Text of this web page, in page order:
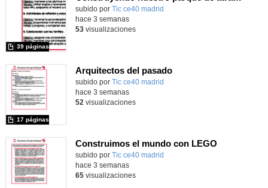
subido por Tic ce40 madrid
39 páginas
hace 3 semanas
53visualizaciones
Arquitectos del pasado
subido por Tic ce40 madrid
17 páginas
hace 3 semanas
52 visualizaciones
Construimos el mundo con LEGO
subido por Tic ce40 madrid
hace 3 semanas
65visualizaciones